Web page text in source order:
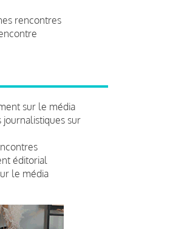
rencontres
sur le média
journalistiques sur
éditorial
le média